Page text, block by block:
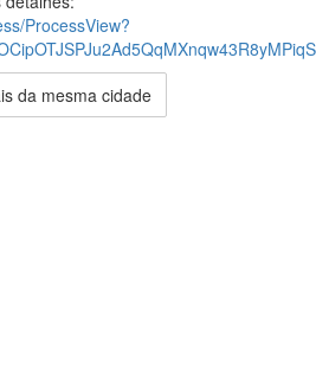
ProcessView?
da mesma cidade